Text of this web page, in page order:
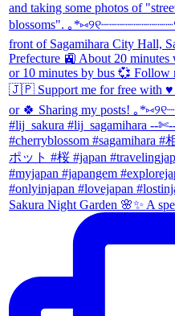
Sakura Night Garden 🌸✨ A